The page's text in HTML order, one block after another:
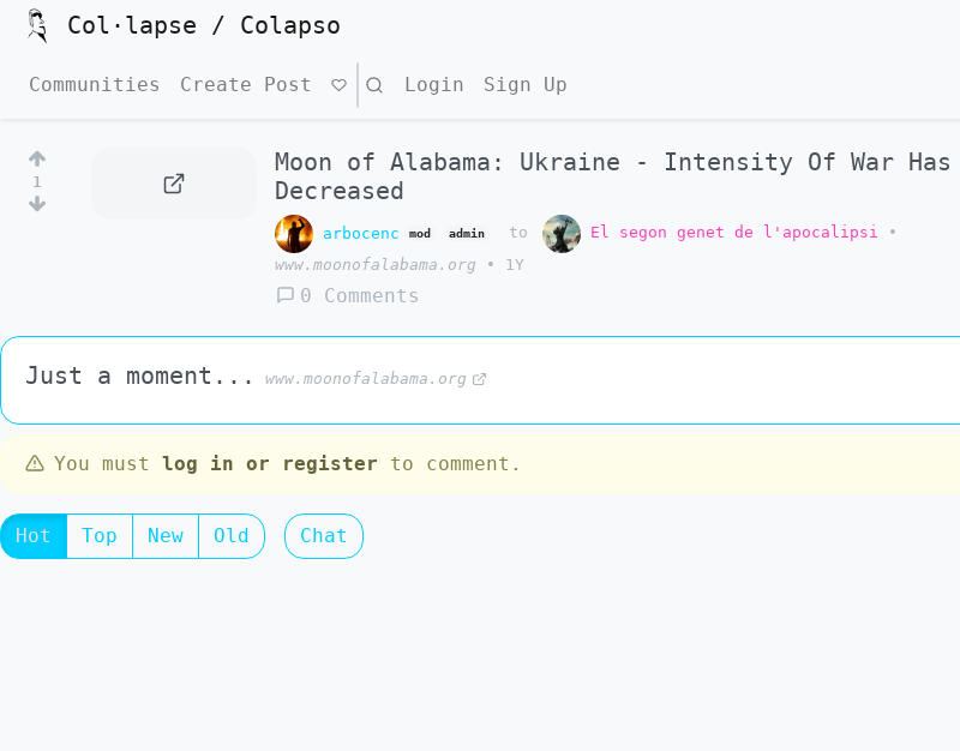
Col·lapse / Colapso
Communities Create Post Search Login Sign Up
1
Moon of Alabama: Ukraine - Intensity Of War Has
Decreased
arbocenc mod admin to El segon genet de l'apocalipsi
•
www.moonofalabama.org
• 1Y
0 Comments
Just a moment... www.moonofalabama.org
You must log in or register to comment.
Hot Top New Old Chat